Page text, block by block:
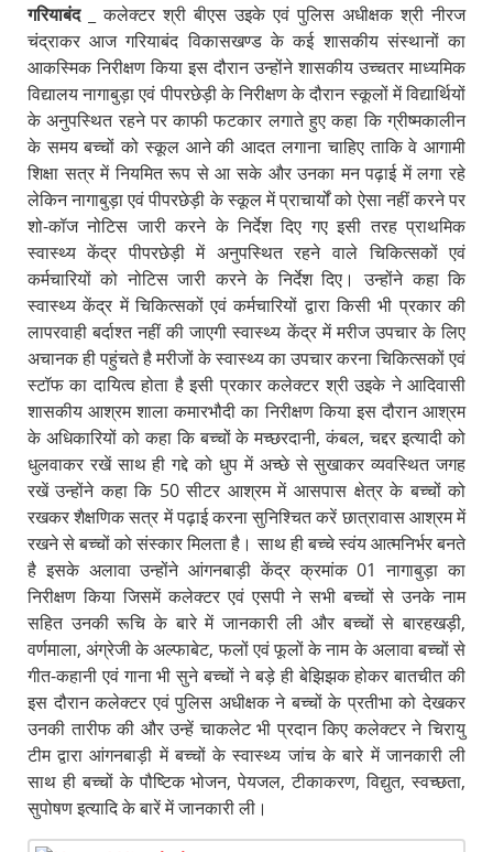
गरियाबंद_ कलेक्टर श्री बीएस उइके एवं पुलिस अधीक्षक श्री नीरज
चंद्राकर आज गरियाबंद विकासखण्ड के कई शासकीय संस्थानों का
आकस्मिक निरीक्षण किया इस दौरान उन्होंने शासकीय उच्चतर माध्यमिक
विद्यालय नागाबुड़ा एवं पीपरछेड़ी के निरीक्षण के दौरान स्कूलों में विद्यार्थियों
के अनुपस्थित रहने पर काफी फटकार लगाते हुए कहा कि ग्रीष्मकालीन
के समय बच्चों को स्कूल आने की आदत लगाना चाहिए ताकि वे आगामी
शिक्षा सत्र में नियमित रूप से आ सके और उनका मन पढ़ाई में लगा रहे
लेकिन नागाबुड़ा एवं पीपरछेड़ी के स्कूल में प्राचार्यों को ऐसा नहीं करने पर
शो-कॉज नोटिस जारी करने के निर्देश दिए गए इसी तरह प्राथमिक
स्वास्थ्य केंद्र पीपरछेड़ी में अनुपस्थित रहने वाले चिकित्सकों एवं
कर्मचारियों को नोटिस जारी करने के निर्देश दिए। उन्होंने कहा कि
स्वास्थ्य केंद्र में चिकित्सकों एवं कर्मचारियों द्वारा किसी भी प्रकार की
लापरवाही बर्दाश्त नहीं की जाएगी स्वास्थ्य केंद्र में मरीज उपचार के लिए
अचानक ही पहुंचते है मरीजों के स्वास्थ्य का उपचार करना चिकित्सकों एवं
स्टॉफ का दायित्व होता है इसी प्रकार कलेक्टर श्री उइके ने आदिवासी
शासकीय आश्रम शाला कमारभौदी का निरीक्षण किया इस दौरान आश्रम
के अधिकारियों को कहा कि बच्चों के मच्छरदानी, कंबल, चद्दर इत्यादी को
धुलवाकर रखें साथ ही गद्दे को धुप में अच्छे से सुखाकर व्यवस्थित जगह
रखें उन्होंने कहा कि 50 सीटर आश्रम में आसपास क्षेत्र के बच्चों को
रखकर शैक्षणिक सत्र में पढ़ाई करना सुनिश्चित करें छात्रावास आश्रम में
रखने से बच्चों को संस्कार मिलता है। साथ ही बच्चे स्वंय आत्मनिर्भर बनते
है इसके अलावा उन्होंने आंगनबाड़ी केंद्र क्रमांक 01 नागाबुड़ा का
निरीक्षण किया जिसमें कलेक्टर एवं एसपी ने सभी बच्चों से उनके नाम
सहित उनकी रूचि के बारे में जानकारी ली और बच्चों से बारहखड़ी,
वर्णमाला, अंग्रेजी के अल्फाबेट, फलों एवं फूलों के नाम के अलावा बच्चों से
गीत-कहानी एवं गाना भी सुने बच्चों ने बड़े ही बेझिझक होकर बातचीत की
इस दौरान कलेक्टर एवं पुलिस अधीक्षक ने बच्चों के प्रतीभा को देखकर
उनकी तारीफ की और उन्हें चाकलेट भी प्रदान किए कलेक्टर ने चिरायु
टीम द्वारा आंगनबाड़ी में बच्चों के स्वास्थ्य जांच के बारे में जानकारी ली
साथ ही बच्चों के पौष्टिक भोजन, पेयजल, टीकाकरण, विद्युत, स्वच्छता,
सुपोषण इत्यादि के बारें में जानकारी ली।